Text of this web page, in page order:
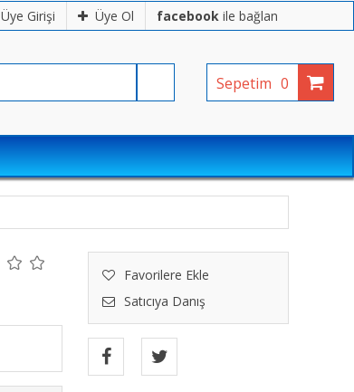
Üye Girişi Üye Ol facebook ile bağlan
Sepetim 0
Favorilere Ekle
Satıcıya Danış